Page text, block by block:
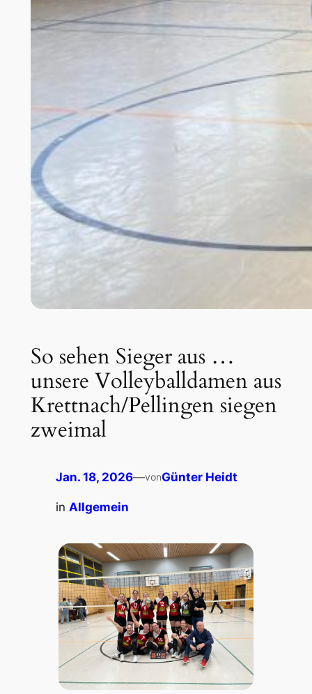
So sehen Sieger aus …
unsere Volleyballdamen aus
Krettnach/Pellingen siegen
zweimal
Jan. 18, 2026—vonGünter Heidt
in Allgemein